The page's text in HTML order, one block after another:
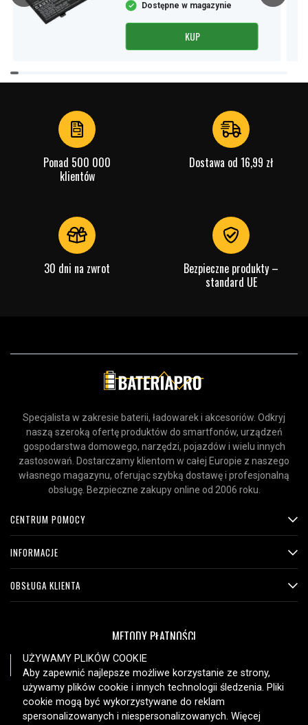
Dostępne w magazynie
KUP
Item
1
Ponad 500 000
klientów
Dostawa od 16,99 zł
30 dni na zwrot
Bezpieczne produkty –
standard UE
Specjalista w zakresie baterii, ładowarek i akcesoriów. Odkryj
naszą szeroką ofertę produktów do smartfonów, urządzeń
gospodarstwa domowego, narzędzi, pojazdów i wielu innych
zastosowań. Dostarczamy klientom w całej Europie z naszego
własnego magazynu, oferując szybką dostawę i profesjonalną
obsługę. Bezpieczne zakupy online od 2006 roku.
CENTRUM POMOCY
INFORMACJE
OBSŁUGA KLIENTA
METODY PŁATNOŚCI
OPCJE DOSTAWY
UŻYWAMY PLIKÓW COOKIE
Aby zapewnić najlepsze możliwe korzystanie ze strony,
używamy plików cookie i innych technologii śledzenia. Pliki
cookie mogą być wykorzystywane do reklam
spersonalizowanych i niespersonalizowanych. Więcej